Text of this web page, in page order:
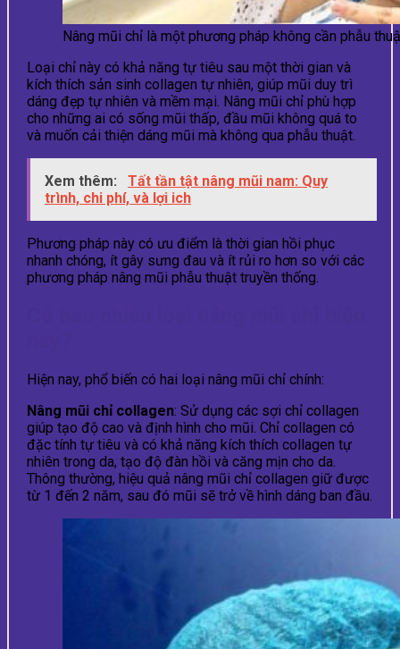
Nâng mũi chỉ là một phương pháp không cần phẫu
Loại chỉ này có khả năng tự tiêu sau một thời gian và
kích thích sản sinh collagen tự nhiên, giúp mũi duy trì
dáng đẹp tự nhiên và mềm mại. Nâng mũi chỉ phù hợp
cho những ai có sống mũi thấp, đầu mũi không quá to
và muốn cải thiện dáng mũi mà không qua phẫu thuật.
Xem thêm:
Tất tần tật nâng mũi nam: Quy
trình, chi phí, và lợi ich
Phương pháp này có ưu điểm là thời gian hồi phục
nhanh chóng, ít gây sưng đau và ít rủi ro hơn so với các
phương pháp nâng mũi phẫu thuật truyền thống.
Hiện nay, phổ biến có hai loại nâng mũi chỉ chính:
Nâng mũi chỉ collagen: Sử dụng các sợi chỉ collagen
giúp tạo độ cao và định hình cho mũi. Chỉ collagen có
đặc tính tự tiêu và có khả năng kích thích collagen tự
nhiên trong da, tạo độ đàn hồi và căng mịn cho da.
Thông thường, hiệu quả nâng mũi chỉ collagen giữ được
từ 1 đến 2 năm, sau đó mũi sẽ trở về hình dáng ban đầu.